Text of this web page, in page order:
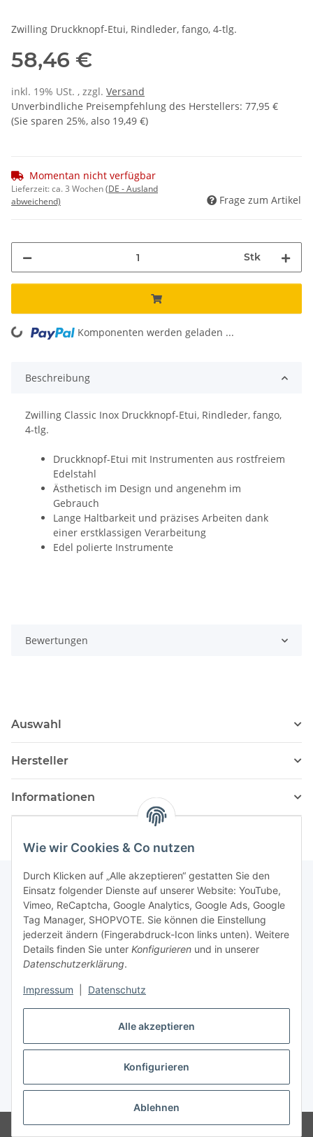
Alle akzeptieren
Konfigurieren
Ablehnen
Wie wir Cookies & Co nutzen
Durch Klicken auf „Alle akzeptieren“ gestatten Sie den
Einsatz folgender Dienste auf unserer Website: YouTube,
Vimeo, ReCaptcha, Google Analytics, Google Ads, Google
Tag Manager, SHOPVOTE. Sie können die Einstellung
jederzeit ändern (Fingerabdruck-Icon links unten). Weitere
Details finden Sie unter Konfigurieren und in unserer
Datenschutzerklärung.
Impressum Datenschutz
Zwilling Druckknopf-Etui, Rindleder, fango, 4-tlg.
58,46 €
inkl. 19% USt. , zzgl. Versand
Unverbindliche Preisempfehlung des Herstellers: 77,95 €
(Sie sparen 25%, also 19,49 €)
Momentan nicht verfügbar
Lieferzeit:ca. 3 Wochen(DE - Ausland
abweichend)
Frage zum Artikel
Stk
Loading... Komponenten werden geladen ...
Beschreibung
Zwilling Classic Inox Druckknopf-Etui, Rindleder, fango,
4-tlg.
Druckknopf-Etui mit Instrumenten aus rostfreiem
Edelstahl
Ästhetisch im Design und angenehm im
Gebrauch
Lange Haltbarkeit und präzises Arbeiten dank
einer erstklassigen Verarbeitung
Edel polierte Instrumente
Bewertungen
Auswahl
Hersteller
Informationen
Newsletter Abonnieren
Bitte senden Sie mir entsprechend Ihrer
Datenschutzerklärung
regelmäßig und jederzeit widerruflich
Informationen zu Ihrem Produktsortiment per E-Mail zu.
Abonnieren
Newsletter Abonnieren
Vertrag widerrufen
* Alle Preise inkl. gesetzlicher USt., zzgl.Versand
© Matthias Herlitzius